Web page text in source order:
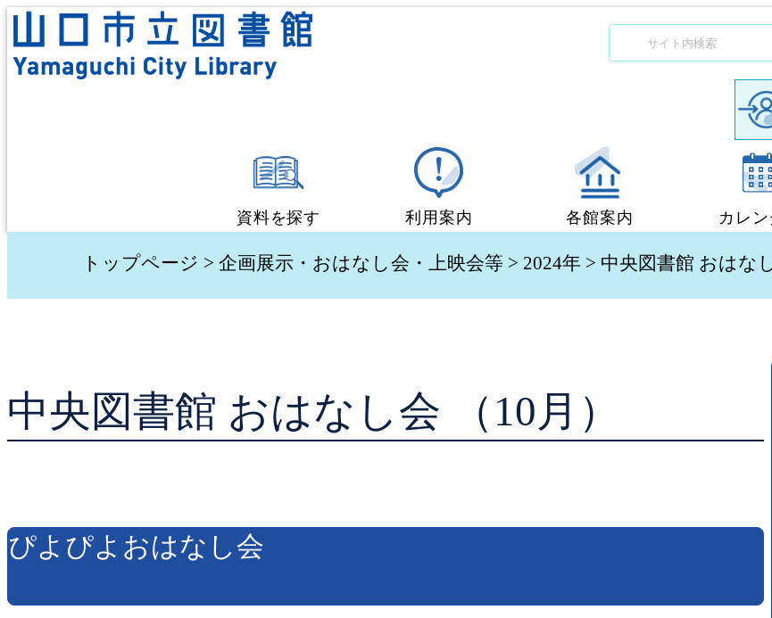
資料を探す
蔵書検索・予約
貸出ランキング
利用案内
図書館利用案内
学校図書館支援サービス
レファレンスサービス
各館案内
中央図書館
阿東図書館
カレン
トップページ > 企画展示・おはなし会・上映会等 > 2024年 > 中央図書館 おはな
中央図書館 おはなし会 （10月）
ぴよぴよおはなし会